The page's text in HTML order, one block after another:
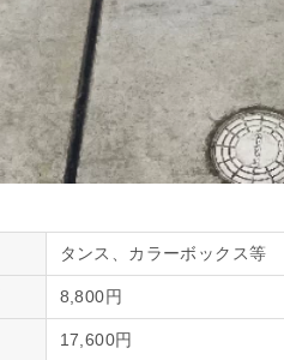
タンス、カラーボックス等
8,800円
17,600円